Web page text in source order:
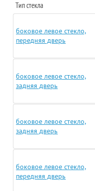
Тип стекла
боковое левое стекло,
передняя дверь
боковое левое стекло,
задняя дверь
боковое левое стекло,
задняя дверь
боковое левое стекло,
передняя дверь